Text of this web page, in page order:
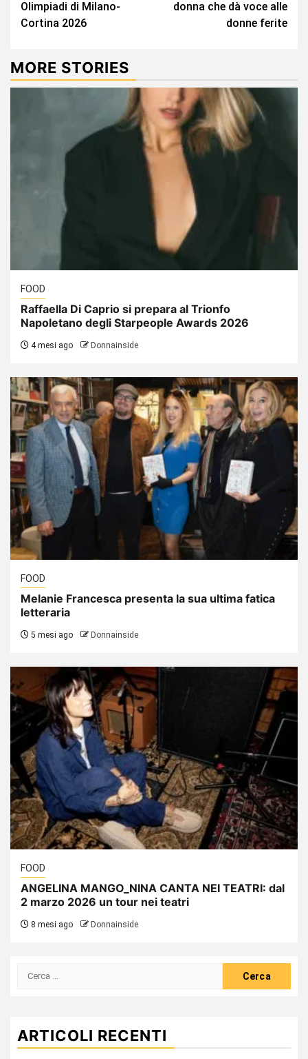
Olimpiadi di Milano-
Cortina 2026
donna che dà voce alle
donne ferite
MORE STORIES
FOOD
Raffaella Di Caprio si prepara al Trionfo
Napoletano degli Starpeople Awards 2026
4 mesi ago Donnainside
FOOD
Melanie Francesca presenta la sua ultima fatica
letteraria
5 mesi ago Donnainside
FOOD
ANGELINA MANGO_​NINA CANTA NEI TEATRI: dal
2 marzo 2026 un tour nei teatri
8 mesi ago Donnainside
Ricerca
ARTICOLI RECENTI